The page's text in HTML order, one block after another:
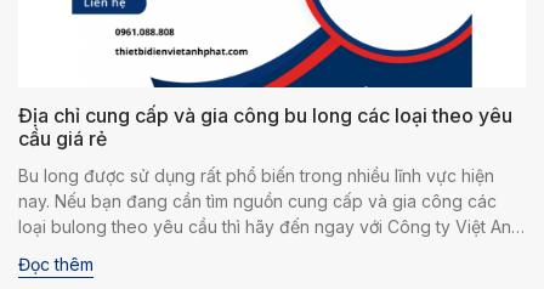
Địa chỉ cung cấp và gia công bu long các loại theo yêu
cầu giá rẻ
Bu long được sử dụng rất phổ biến trong nhiều lĩnh vực hiện
nay. Nếu bạn đang cần tìm nguồn cung cấp và gia công các
loại bulong theo yêu cầu thì hãy đến ngay với Công ty Việt Anh
hợp với nhu cầu sử dụng và chi phí mua cực kỳ hợp lý, giá rẻ
Đọc thêm